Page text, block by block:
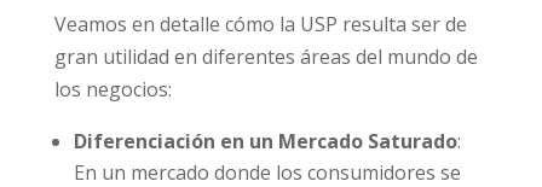
Veamos en detalle cómo la USP resulta ser de
gran utilidad en diferentes áreas del mundo de
los negocios:
Diferenciación en un Mercado Saturado:
En un mercado donde los consumidores se